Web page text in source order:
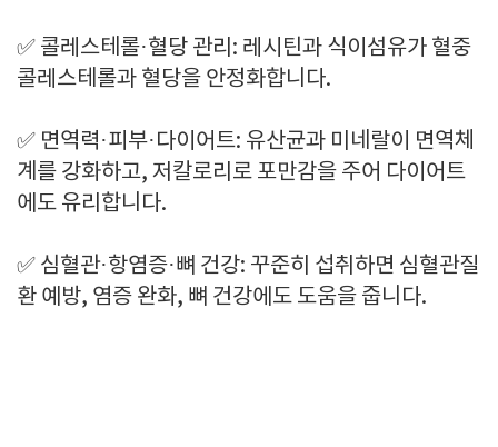
✅ 콜레스테롤·혈당 관리: 레시틴과 식이섬유가 혈중
콜레스테롤과 혈당을 안정화합니다.
✅ 면역력·피부·다이어트: 유산균과 미네랄이 면역체
계를 강화하고, 저칼로리로 포만감을 주어 다이어트
에도 유리합니다.
✅ 심혈관·항염증·뼈 건강: 꾸준히 섭취하면 심혈관질
환 예방, 염증 완화, 뼈 건강에도 도움을 줍니다.